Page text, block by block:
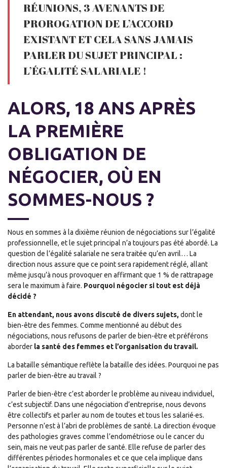
RÉUNIONS, 3 AVENANTS DE
PROROGATION DE L’ACCORD
EXISTANT ET CELA SANS JAMAIS
PARLER DU SUJET PRINCIPAL :
L’ÉGALITÉ SALARIALE !
ALORS, 18 ANS APRÈS
LA PREMIÈRE
OBLIGATION DE
NÉGOCIER, OÙ EN
SOMMES-NOUS ?
Nous en sommes à la dixième réunion de négociations sur l’égalité
professionnelle, et le sujet principal n’a toujours pas été abordé. La
question de l’égalité salariale ne sera traitée qu’en avril… La
direction nous assure que ce point sera rapidement réglé, allant
même jusqu’à nous provoquer en affirmant que 1 % de rattrapage
sera le maximum à faire. Pourquoi négocier si tout est déjà
décidé ?
En attendant, nous avons discuté de divers sujets,dont le
bien-être des femmes. Comme mentionné au début des
négociations, nous refusons de parler de bien-être et préférons
aborder la santé des femmes et l’organisation du travail.
La bataille sémantique reflète la bataille des idées. Pourquoi ne pas
parler de bien-être au travail ?
Parler de bien-être c’est aborder le problème au niveau individuel,
c’est subjectif. Dans une négociation d’entreprise, nous devons
être collectifs et parler au nom de toutes et tous les salarié·es.
Personne n’est à l’abri de problèmes de santé. La direction évoque
des pathologies graves comme l’endométriose ou le cancer du
sein, mais ne veut pas parler de santé. Elle refuse de parler des
différentes périodes hormonales et ce que cela implique dans